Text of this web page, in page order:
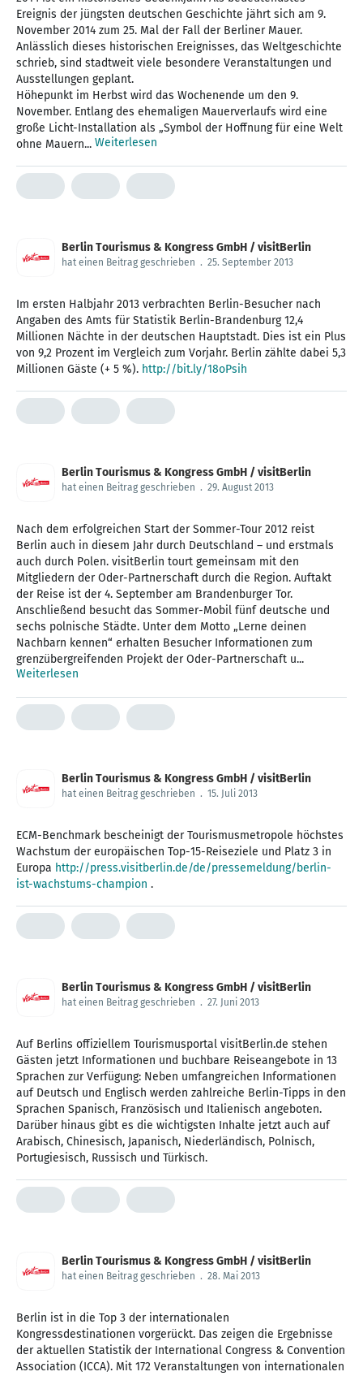
Ereignis der jüngsten deutschen Geschichte jährt sich am 9.
November 2014 zum 25. Mal der Fall der Berliner Mauer.
Anlässlich dieses historischen Ereignisses, das Weltgeschichte
schrieb, sind stadtweit viele besondere Veranstaltungen und
Ausstellungen geplant.
Höhepunkt im Herbst wird das Wochenende um den 9.
November. Entlang des ehemaligen Mauerverlaufs wird eine
große Licht-Installation als „Symbol der Hoffnung für eine Welt
ohne Mauern... Weiterlesen
Berlin Tourismus & Kongress GmbH / visitBerlin
hat einen Beitrag geschrieben . 25. September 2013
Im ersten Halbjahr 2013 verbrachten Berlin-Besucher nach
Angaben des Amts für Statistik Berlin-Brandenburg 12,4
Millionen Nächte in der deutschen Hauptstadt. Dies ist ein Plus
von 9,2 Prozent im Vergleich zum Vorjahr. Berlin zählte dabei 5,3
Millionen Gäste (+ 5 %). http://bit.ly/18oPsih
Berlin Tourismus & Kongress GmbH / visitBerlin
hat einen Beitrag geschrieben . 29. August 2013
Nach dem erfolgreichen Start der Sommer-Tour 2012 reist
Berlin auch in diesem Jahr durch Deutschland – und erstmals
auch durch Polen. visitBerlin tourt gemeinsam mit den
Mitgliedern der Oder-Partnerschaft durch die Region. Auftakt
der Reise ist der 4. September am Brandenburger Tor.
Anschließend besucht das Sommer-Mobil fünf deutsche und
sechs polnische Städte. Unter dem Motto „Lerne deinen
Nachbarn kennen“ erhalten Besucher Informationen zum
grenzübergreifenden Projekt der Oder-Partnerschaft u...
Weiterlesen
Berlin Tourismus & Kongress GmbH / visitBerlin
hat einen Beitrag geschrieben . 15. Juli 2013
ECM-Benchmark bescheinigt der Tourismusmetropole höchstes
Wachstum der europäischen Top-15-Reiseziele und Platz 3 in
Europa http://press.visitberlin.de/de/pressemeldung/berlin-
ist-wachstums-champion .
Berlin Tourismus & Kongress GmbH / visitBerlin
hat einen Beitrag geschrieben . 27. Juni 2013
Auf Berlins offiziellem Tourismusportal visitBerlin.de stehen
Gästen jetzt Informationen und buchbare Reiseangebote in 13
Sprachen zur Verfügung: Neben umfangreichen Informationen
auf Deutsch und Englisch werden zahlreiche Berlin-Tipps in den
Sprachen Spanisch, Französisch und Italienisch angeboten.
Darüber hinaus gibt es die wichtigsten Inhalte jetzt auch auf
Arabisch, Chinesisch, Japanisch, Niederländisch, Polnisch,
Portugiesisch, Russisch und Türkisch.
Berlin Tourismus & Kongress GmbH / visitBerlin
hat einen Beitrag geschrieben . 28. Mai 2013
Berlin ist in die Top 3 der internationalen
Kongressdestinationen vorgerückt. Das zeigen die Ergebnisse
der aktuellen Statistik der International Congress & Convention
Association (ICCA). Mit 172 Veranstaltungen von internationalen